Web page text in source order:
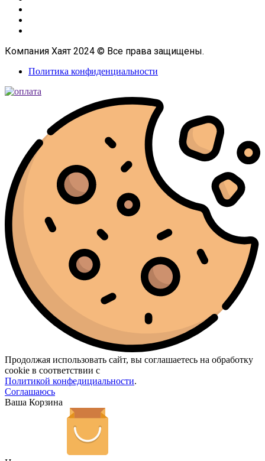
Компания Хаят 2024 © Все права защищены.
Политика конфиденциальности
Продолжая использовать сайт, вы соглашаетесь на обработку
cookie в соответствии с
Политикой конфедициальности.
Соглашаюсь
Ваша Корзина